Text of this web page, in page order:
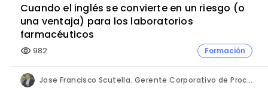
Cuando el inglés se convierte en un riesgo (o
una ventaja) para los laboratorios
farmacéuticos
visibility 982 Formación
Jose Francisco Scutella. Gerente Corporativo de Procesos & Control Interno. Adium Pharma.